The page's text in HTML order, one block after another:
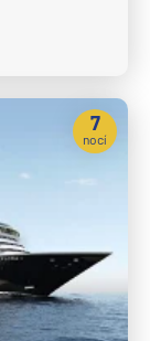
7
nocí